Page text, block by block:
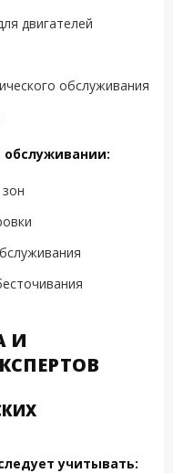
двигателей
обслуживания
И
учитывать: